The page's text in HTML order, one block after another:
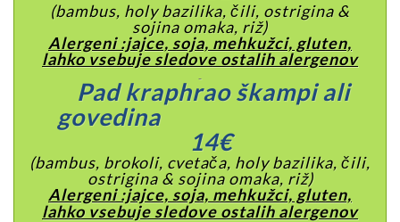
(bambus, holy bazilika, čili, ostrigina &
sojina omaka, riž)
Alergeni :jajce, soja, mehkužci, gluten,
lahko vsebuje sledove ostalih alergenov
Pad kraphrao škampi ali
govedina
14€
(bambus, brokoli, cvetača, holy bazilika, čili,
ostrigina & sojina omaka, riž)
Alergeni :jajce, soja, mehkužci, gluten,
lahko vsebuje sledove ostalih alergenov